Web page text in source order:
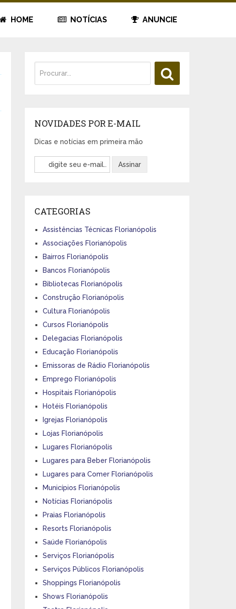
HOME NOTÍCIAS ANUNCIE
NOVIDADES POR E-MAIL
Dicas e notícias em primeira mão
CATEGORIAS
Assistências Técnicas Florianópolis
Associações Florianópolis
Bairros Florianópolis
Bancos Florianópolis
Bibliotecas Florianópolis
Construção Florianópolis
Cultura Florianópolis
Cursos Florianópolis
Delegacias Florianópolis
Educação Florianópolis
Emissoras de Rádio Florianópolis
Emprego Florianópolis
Hospitais Florianópolis
Hotéis Florianópolis
Igrejas Florianópolis
Lojas Florianópolis
Lugares Florianópolis
Lugares para Beber Florianópolis
Lugares para Comer Florianópolis
Municípios Florianópolis
Notícias Florianópolis
Praias Florianópolis
Resorts Florianópolis
Saúde Florianópolis
Serviços Florianópolis
Serviços Públicos Florianópolis
Shoppings Florianópolis
Shows Florianópolis